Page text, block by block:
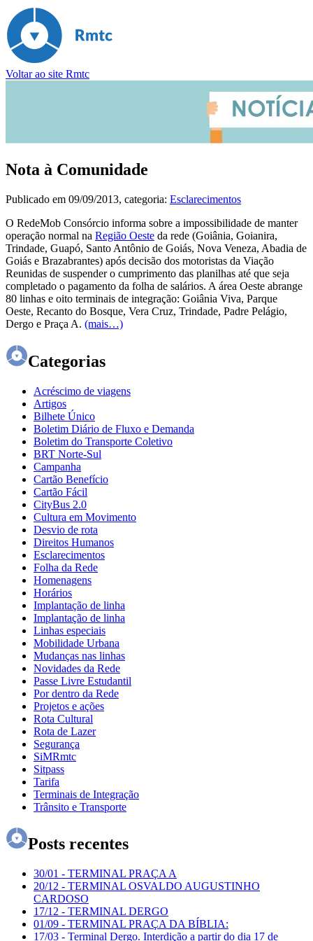
Voltar ao site Rmtc
Nota à Comunidade
Publicado em 09/09/2013, categoria: Esclarecimentos
O RedeMob Consórcio informa sobre a impossibilidade de manter
operação normal na Região Oeste da rede (Goiânia, Goianira,
Trindade, Guapó, Santo Antônio de Goiás, Nova Veneza, Abadia de
Goiás e Brazabrantes) após decisão dos motoristas da Viação
Reunidas de suspender o cumprimento das planilhas até que seja
completado o pagamento da folha de salários. A área Oeste abrange
80 linhas e oito terminais de integração: Goiânia Viva, Parque
Oeste, Recanto do Bosque, Vera Cruz, Trindade, Padre Pelágio,
Dergo e Praça A. (mais…)
Categorias
Acréscimo de viagens
Artigos
Bilhete Único
Boletim Diário de Fluxo e Demanda
Boletim do Transporte Coletivo
BRT Norte-Sul
Campanha
Cartão Benefício
Cartão Fácil
CityBus 2.0
Cultura em Movimento
Desvio de rota
Direitos Humanos
Esclarecimentos
Folha da Rede
Homenagens
Horários
Implantação de linha
Implantação de linha
Linhas especiais
Mobilidade Urbana
Mudanças nas linhas
Novidades da Rede
Passe Livre Estudantil
Por dentro da Rede
Projetos e ações
Rota Cultural
Rota de Lazer
Segurança
SiMRmtc
Sitpass
Tarifa
Terminais de Integração
Trânsito e Transporte
Posts recentes
30/01 - TERMINAL PRAÇA A
20/12 - TERMINAL OSVALDO AUGUSTINHO
CARDOSO
17/12 - TERMINAL DERGO
01/09 - TERMINAL PRAÇA DA BÍBLIA:
17/03 - Terminal Dergo. Interdição a partir do dia 17 de